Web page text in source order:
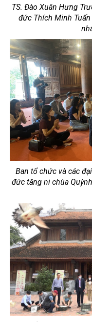
TS. Đào Xuân Hưng
đức Thích Minh
Ban tổ chức và các
đức tăng ni chùa